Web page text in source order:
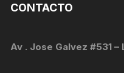
CONTACTO
Av . Jose Galvez #531 –